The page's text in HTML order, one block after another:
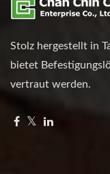
Stolz hergestellt in
bietet
vertraut werden.